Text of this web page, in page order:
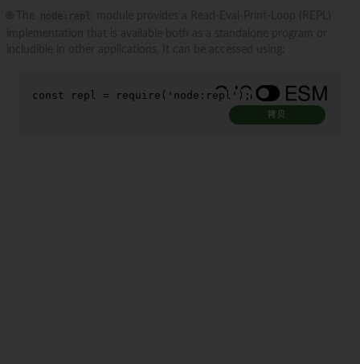
const repl = require ( 'node:repl' );
拷贝